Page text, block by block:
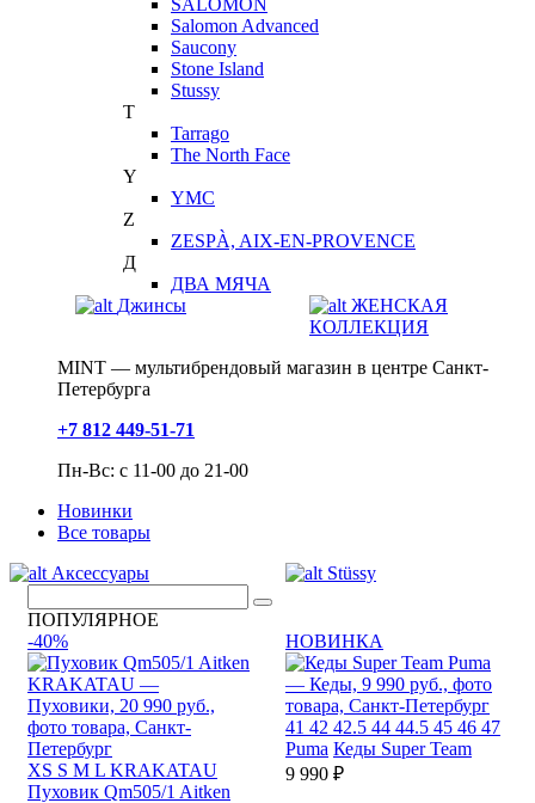
SALOMON
Salomon Advanced
Saucony
Stone Island
Stussy
T
Tarrago
The North Face
Y
YMC
Z
ZESPÀ, AIX-EN-PROVENCE
Д
ДВА МЯЧА
Джинсы
ЖЕНСКАЯ
КОЛЛЕКЦИЯ
MINT — мультибрендовый магазин в центре Санкт-
Петербурга
+7 812 449-51-71
Пн-Вс: с 11-00 до 21-00
Новинки
Все товары
Аксессуары
Stüssy
ПОПУЛЯРНОЕ
-40%
XS S M L KRAKATAU
Пуховик Qm505/1 Aitken
НОВИНКА
41 42 42.5 44 44.5 45 46 47
Puma Кеды Super Team
9 990 ₽